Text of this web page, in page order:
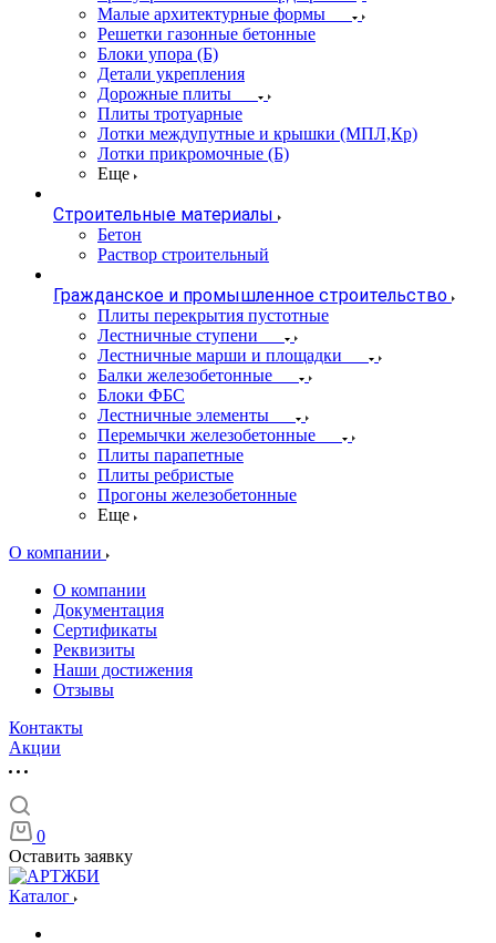
Малые архитектурные формы
Решетки газонные бетонные
Блоки упора (Б)
Детали укрепления
Дорожные плиты
Плиты тротуарные
Лотки междупутные и крышки (МПЛ,Кр)
Лотки прикромочные (Б)
Еще
Строительные материалы
Бетон
Раствор строительный
Гражданское и промышленное строительство
Плиты перекрытия пустотные
Лестничные ступени
Лестничные марши и площадки
Балки железобетонные
Блоки ФБС
Лестничные элементы
Перемычки железобетонные
Плиты парапетные
Плиты ребристые
Прогоны железобетонные
Еще
О компании
О компании
Документация
Сертификаты
Реквизиты
Наши достижения
Отзывы
Контакты
Акции
0
Оставить заявку
Каталог